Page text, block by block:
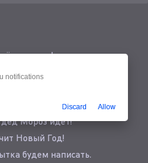
один год!
заметишь, вот
вас
күстәнәс
Мороз идёт!
Новый Год!
будем написать.
notifications
Discard Allow